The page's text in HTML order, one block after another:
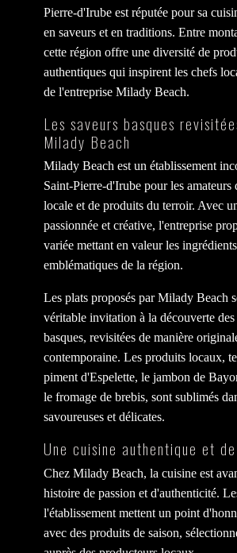
Pierre-d'Irube est réputée pour sa
en saveurs et en traditions. Entre
cette région offre une diversité de
authentiques qui inspirent les chefs
de l'entreprise Milady Beach.
Les saveurs basques
Milady Beach
Milady Beach est un établissement
Saint-Pierre-d'Irube pour les amateurs
locale et de produits du terroir. Avec
passionnée et créative, l'entreprise
variée mettant en valeur les ingrédients
emblématiques de la région.
Les plats proposés par Milady Beach
véritable invitation à la découverte des
basques, revisitées de manière
contemporaine. Les produits locaux,
piment d'Espelette, le jambon de
le fromage de brebis, sont sublimés
savoureuses et délicates.
Une cuisine authentique et
Chez Milady Beach, la cuisine est
histoire de passion et d'authenticité.
l'établissement mettent un point
avec des produits de saison,